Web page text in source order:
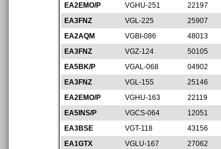
EA2EMO/P
VGHU-251 22197
EA3FNZ
VGL-225 25907
EA2AQM
VGBI-086 48013
EA3FNZ
VGZ-124 50105
EA5BK/P
VGAL-068 04902
EA3FNZ
VGL-155 25146
EA2EMO/P
VGHU-163 22119
EA5INS/P
VGCS-064 12051
EA3BSE
VGT-118 43156
EA1GTX
VGLU-167 27062